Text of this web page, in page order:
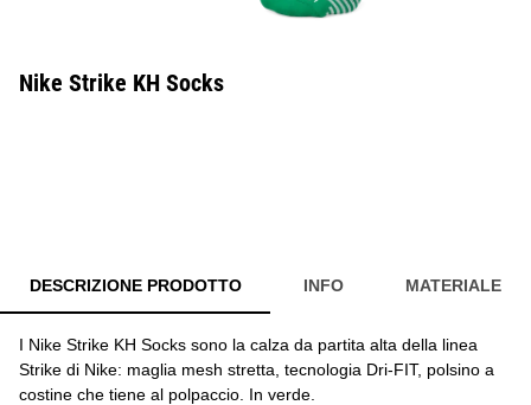
Nike Strike KH Socks
DESCRIZIONE PRODOTTO INFO MATERIALE
I Nike Strike KH Socks sono la calza da partita alta della linea
Strike di Nike: maglia mesh stretta, tecnologia Dri-FIT, polsino a
costine che tiene al polpaccio. In verde.